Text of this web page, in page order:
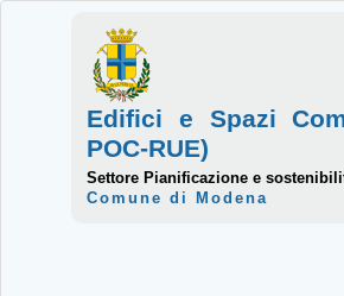
Edifici e Spazi
POC-RUE)
Settore Pianificazione e
Comune di Modena